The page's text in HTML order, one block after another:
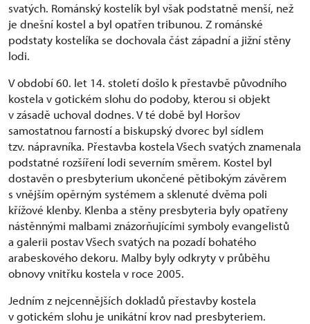
svatých. Románský kostelík byl však podstatně menší, než
je dnešní kostel a byl opatřen tribunou. Z románské
podstaty kostelíka se dochovala část západní a jižní stěny
lodi.
V období 60. let 14. století došlo k přestavbě původního
kostela v gotickém slohu do podoby, kterou si objekt
v zásadě uchoval dodnes. V té době byl Horšov
samostatnou farností a biskupský dvorec byl sídlem
tzv. nápravníka. Přestavba kostela Všech svatých znamenala
podstatné rozšíření lodi severním směrem. Kostel byl
dostavěn o presbyterium ukončené pětibokým závěrem
s vnějším opěrným systémem a sklenuté dvěma poli
křížové klenby. Klenba a stěny presbyteria byly opatřeny
nástěnnými malbami znázorňujícími symboly evangelistů
a galerii postav Všech svatých na pozadí bohatého
arabeskového dekoru. Malby byly odkryty v průběhu
obnovy vnitřku kostela v roce 2005.
Jedním z nejcennějších dokladů přestavby kostela
v gotickém slohu je unikátní krov nad presbyteriem.